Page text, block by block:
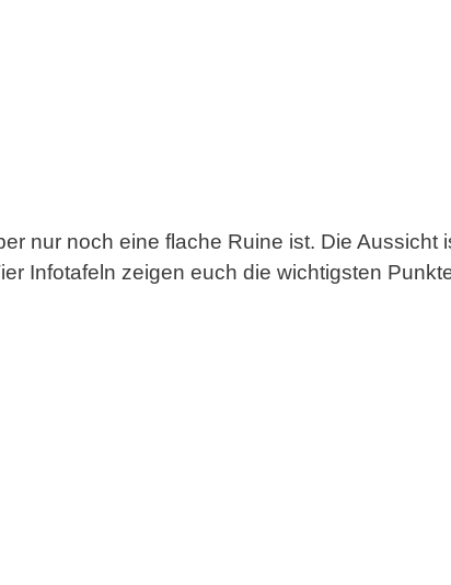
nur noch eine flache Ruine ist. Die
Infotafeln zeigen euch die wichtigsten